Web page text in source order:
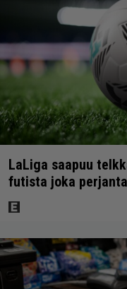
LaLiga saapuu
futista joka